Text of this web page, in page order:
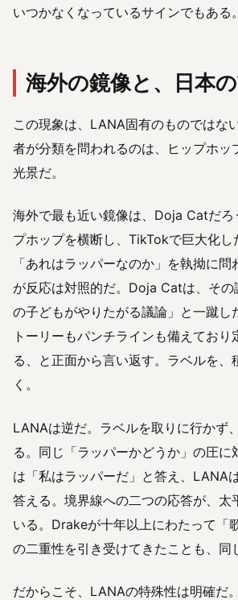
いつかなくなっているサインでもある。
海外の鏡像と、日本
この現象は、LANA固有のものではな
者が分類を問われるのは、ヒップホッ
光景だ。
海外で最も近い鏡像は、Doja Catだろ
プホップを横断し、TikTokで巨大化し
「あれはラッパーなのか」を執拗に
が反応は対照的だ。Doja Catは、そ
の子どもがやりたがる議論」と一蹴し
トーリーもパンチラインも備えており
る、と正面から言い返す。ラベルを、
く。
LANAは逆だ。ラベルを取りに行かず
る。同じ「ラッパーかどうか」の圧
は「私はラッパーだ」と答え、LANA
答える。境界線への二つの応答が、太
いる。Drakeが十年以上にわたって「
の二重性を引き受けてきたことも、同
だからこそ、LANAの特殊性は明確だ